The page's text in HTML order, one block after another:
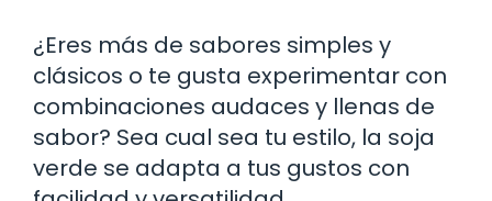
¿Eres más de sabores simples y
clásicos o te gusta experimentar con
combinaciones audaces y llenas de
sabor? Sea cual sea tu estilo, la soja
verde se adapta a tus gustos con